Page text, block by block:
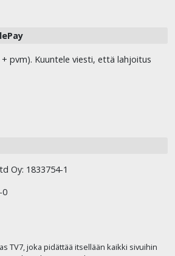
pvm). Kuuntele viesti, että lahjoitus
Oy: 1833754-1
0
TV7, joka pidättää itsellään kaikki sivuihin